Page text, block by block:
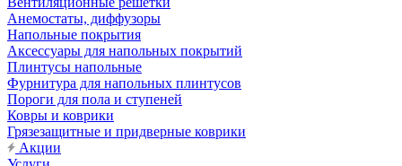
Анемостаты, диффузоры
Напольные покрытия
Аксессуары для напольных покрытий
Плинтусы напольные
Фурнитура для напольных плинтусов
Пороги для пола и ступеней
Ковры и коврики
Грязезащитные и придверные коврики
Акции